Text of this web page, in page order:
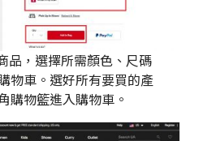
品，選擇所需顏色、尺碼
物車。選好所有要買的產
購物籃進入購物車。